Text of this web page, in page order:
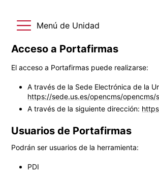
Menú de Unidad
Acceso a Portafirmas
El acceso a Portafirmas puede realizarse:
A través de la Sede Electrónica de la
https://sede.us.es/opencms/
A través de la siguiente dirección:
Usuarios de Portafirmas
Podrán ser usuarios de la herramienta:
PDI